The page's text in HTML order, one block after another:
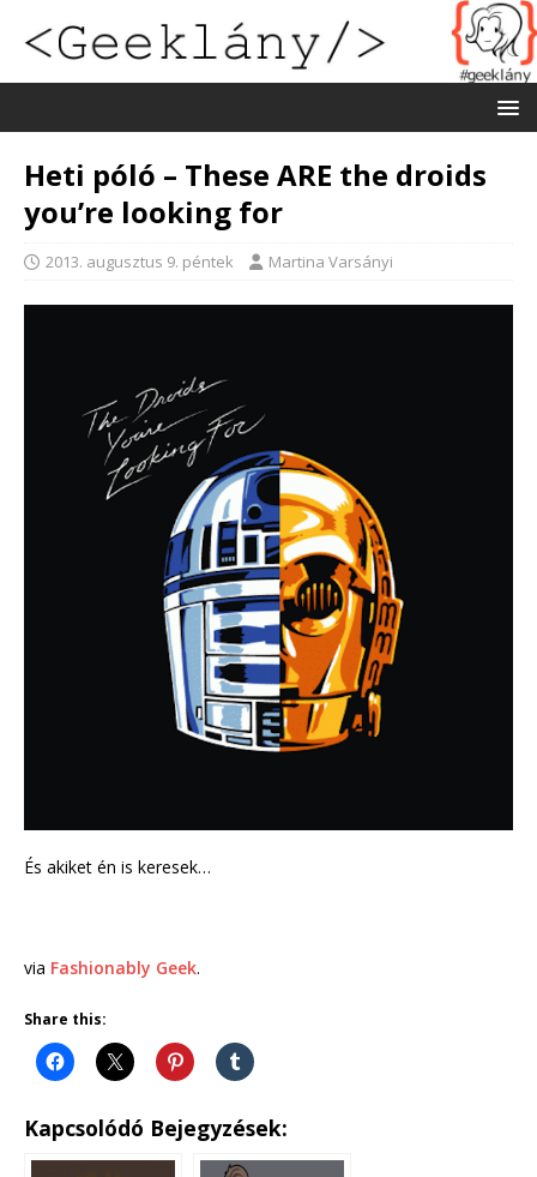
Heti póló – These ARE the droids
you’re looking for
2013. augusztus 9. péntek Martina Varsányi
És akiket én is keresek…
via Fashionably Geek.
Share this:
Kapcsolódó Bejegyzések: